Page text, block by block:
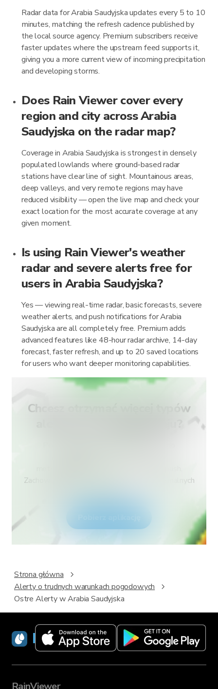
Radar data for Arabia Saudyjska updates every 5 to 10
minutes, matching the refresh cadence published by
the local source agency. Premium subscribers receive
faster updates where the upstream feed supports it,
giving you a more current view of incoming precipitation
and developing storms.
Does Rain Viewer cover every
region and city across Arabia
Saudyjska on the radar map?
Coverage in Arabia Saudyjska is strongest in densely
populated lowlands where ground-based radar
stations have clear line of sight. Mountainous areas,
deep valleys, and very remote regions may have
reduced visibility — open the live map and check your
exact location for the most accurate coverage at any
given moment.
Is using Rain Viewer's weather
radar and severe alerts free for
users in Arabia Saudyjska?
Yes — viewing real-time radar, basic forecasts, severe
weather alerts, and push notifications for Arabia
Saudyjska are all completely free. Premium adds
advanced features like 48-hour radar archive, 14-day
forecast, faster refresh, and up to 20 saved locations
for users who want deeper monitoring capabilities.
Chcesz otrzymać więcej typów
Zachowaj bezpieczeństwo podczas ekstremalnych
Strona główna
Alerty o trudnych warunkach pogodowych
Ostre Alerty w Arabia Saudyjska
RainViewer